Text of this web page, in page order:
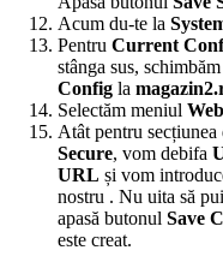
Acum du-te la
Pentru Current
stânga sus,
Config la
Selectăm meniul Web
Atât pentru secțiunea
Secure, vom debifa
URL și vom
nostru . Nu uita să
apasă butonul Save
este creat.